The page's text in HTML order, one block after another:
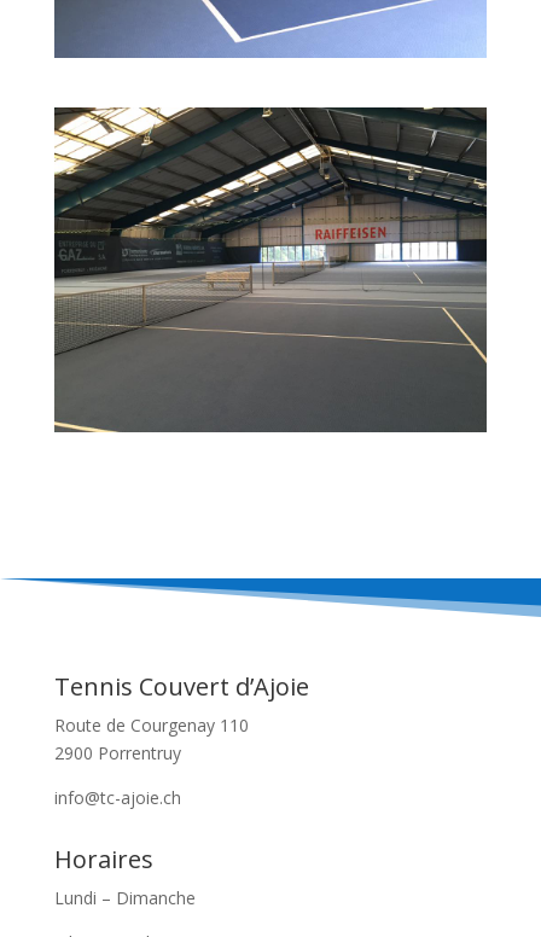
Tennis Couvert d’Ajoie
Route de Courgenay 110
2900 Porrentruy
info@tc-ajoie.ch
Horaires
Lundi – Dimanche